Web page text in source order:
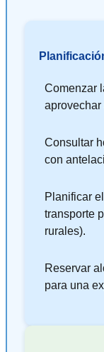
Comenzar
aprovechar
Consultar
con
Planificar
transporte
rurales).
Reservar
para una